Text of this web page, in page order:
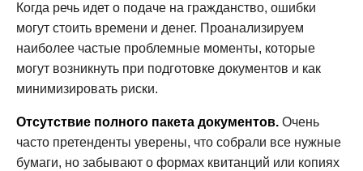
Когда речь идет о подаче на гражданство, ошибки
могут стоить времени и денег. Проанализируем
наиболее частые проблемные моменты, которые
могут возникнуть при подготовке документов и как
минимизировать риски.
Отсутствие полного пакета документов. Очень
часто претенденты уверены, что собрали все нужные
бумаги, но забывают о формах квитанций или копиях